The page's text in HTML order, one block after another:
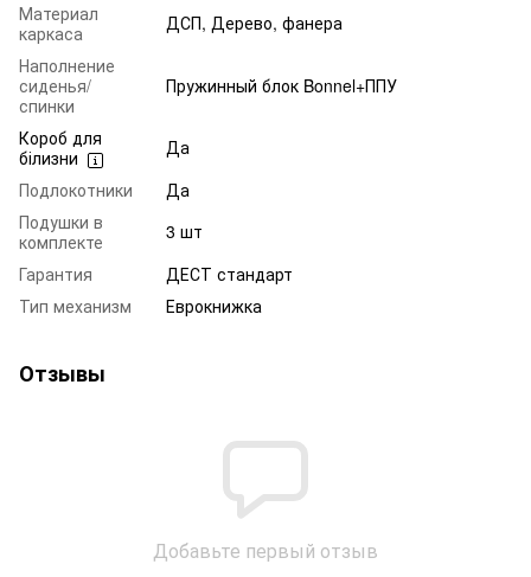
Материал
каркаса
ДСП, Дерево, фанера
Наполнение
сиденья/
спинки
Пружинный блок Bonnel+ППУ
Короб для
білизни
Да
Подлокотники
Да
Подушки в
комплекте
3 шт
Гарантия
ДЕСТ стандарт
Тип механизм
Еврокнижка
Отзывы
Добавьте первый отзыв